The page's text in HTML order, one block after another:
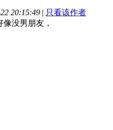
20:15:49 | 只看该作者
没男朋友，